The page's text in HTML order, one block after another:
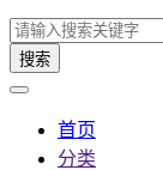
搜索
首页
分类